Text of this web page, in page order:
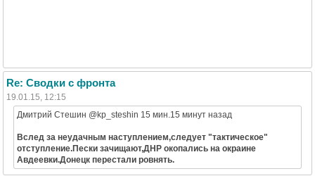
Re: Сводки с фронта
19.01.15, 12:15
Дмитрий Стешин ‏@kp_steshin 15 мин.15 минут назад
Вслед за неудачным наступлением,следует "тактическое"
отступление.Пески зачищают,ДНР окопались на окраине
Авдеевки.Донецк перестали ровнять.